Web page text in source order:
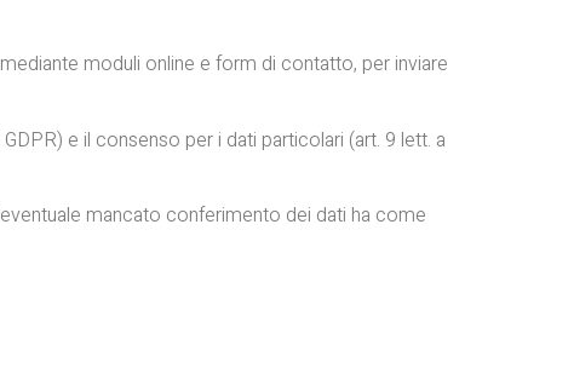
moduli online e form di contatto, per inviare
e il consenso per i dati particolari (art. 9 lett. a
mancato conferimento dei dati ha come